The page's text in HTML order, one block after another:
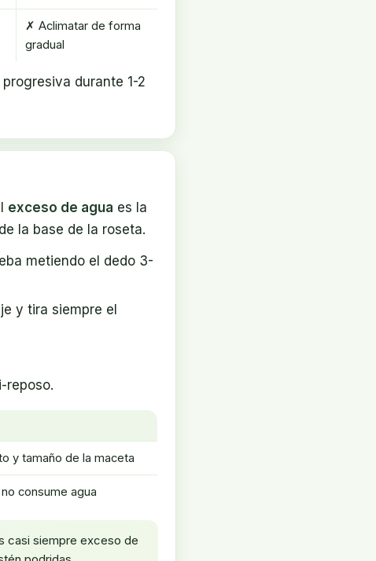
✗ Aclimatar de forma
gradual
durante 1-2
exceso de agua es la
la base de la roseta.
metiendo el dedo 3-
y tira siempre el
reposo.
y tamaño de la maceta
consume agua
casi siempre exceso de